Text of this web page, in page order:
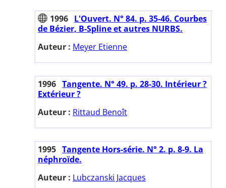
1996 L'Ouvert. N° 84. p. 35-46. Courbes
de Bézier, B-Spline et autres NURBS.
Auteur : Meyer Etienne
1996 Tangente. N° 49. p. 28-30. Intérieur ?
Extérieur ?
Auteur : Rittaud Benoît
1995 Tangente Hors-série. N° 2. p. 8-9. La
néphroïde.
Auteur : Lubczanski Jacques